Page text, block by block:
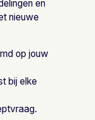
en
nieuwe
op jouw
bij elke